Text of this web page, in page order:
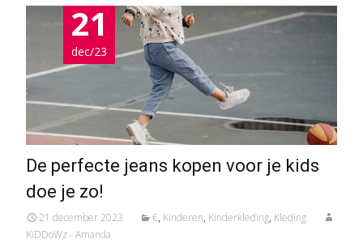
21
dec/23
De perfecte jeans kopen voor je kids
doe je zo!
21 december 2023 €, Kinderen, Kinderkleding, Kleding
KiDDoWz - Amanda